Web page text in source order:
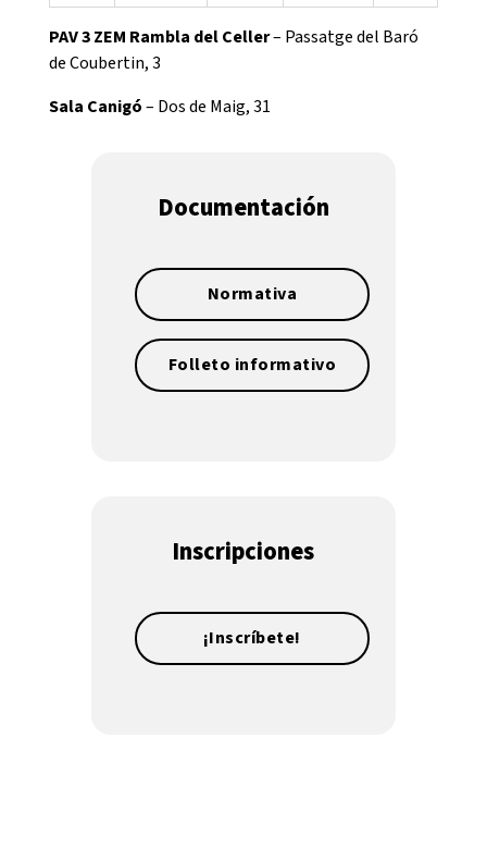
PAV 3 ZEM Rambla del Celler– Passatge del Baró
de Coubertin, 3
Sala Canigó– Dos de Maig, 31
Documentación
Normativa
Folleto informativo
Inscripciones
¡Inscríbete!